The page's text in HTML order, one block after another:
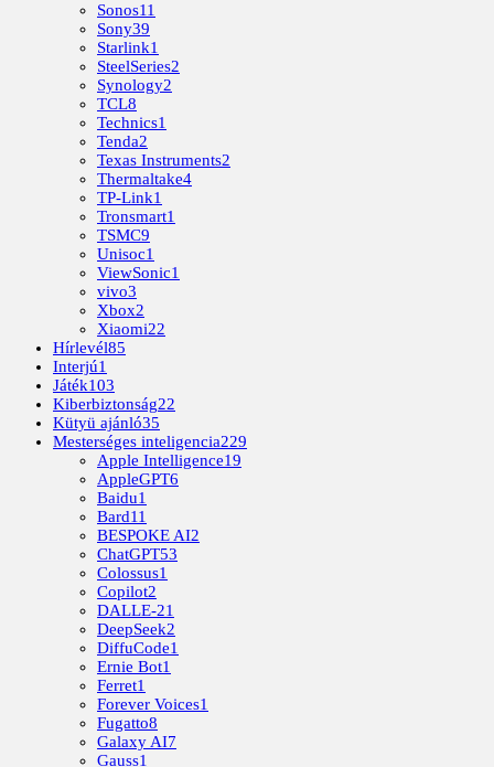
Sonos11
Sony39
Starlink1
SteelSeries2
Synology2
TCL8
Technics1
Tenda2
Texas Instruments2
Thermaltake4
TP-Link1
Tronsmart1
TSMC9
Unisoc1
ViewSonic1
vivo3
Xbox2
Xiaomi22
Hírlevél85
Interjú1
Játék103
Kiberbiztonság22
Kütyü ajánló35
Mesterséges inteligencia229
Apple Intelligence19
AppleGPT6
Baidu1
Bard11
BESPOKE AI2
ChatGPT53
Colossus1
Copilot2
DALLE-21
DeepSeek2
DiffuCode1
Ernie Bot1
Ferret1
Forever Voices1
Fugatto8
Galaxy AI7
Gauss1